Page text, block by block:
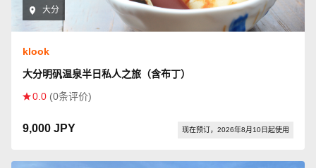
大分
klook
大分明矾温泉半日私人之旅（含布丁）
0.0 (0条评价)
9,000 JPY 现在预订，2026年8月10日起使用